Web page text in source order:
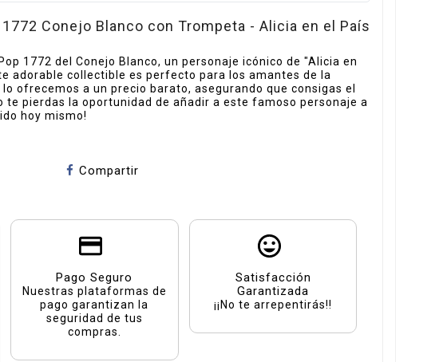
1772 Conejo Blanco con Trompeta - Alicia en el País
1772 del Conejo Blanco, un personaje icónico de "Alicia en
adorable collectible es perfecto para los amantes de la
ofrecemos a un precio barato, asegurando que consigas el
te pierdas la oportunidad de añadir a este famoso personaje a
hoy mismo!
Compartir
Pago Seguro
Nuestras plataformas de
pago garantizan la
seguridad de tus
compras.
Satisfacción
Garantizada
¡¡No te arrepentirás!!